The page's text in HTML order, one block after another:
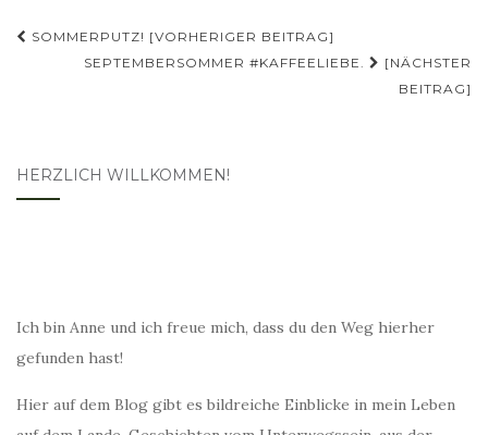
Beitragsnavigation
SOMMERPUTZ! [VORHERIGER BEITRAG]
SEPTEMBERSOMMER #KAFFEELIEBE.
[NÄCHSTER
BEITRAG]
HERZLICH WILLKOMMEN!
Ich bin Anne und ich freue mich, dass du den Weg hierher
gefunden hast!
Hier auf dem Blog gibt es bildreiche Einblicke in mein Leben